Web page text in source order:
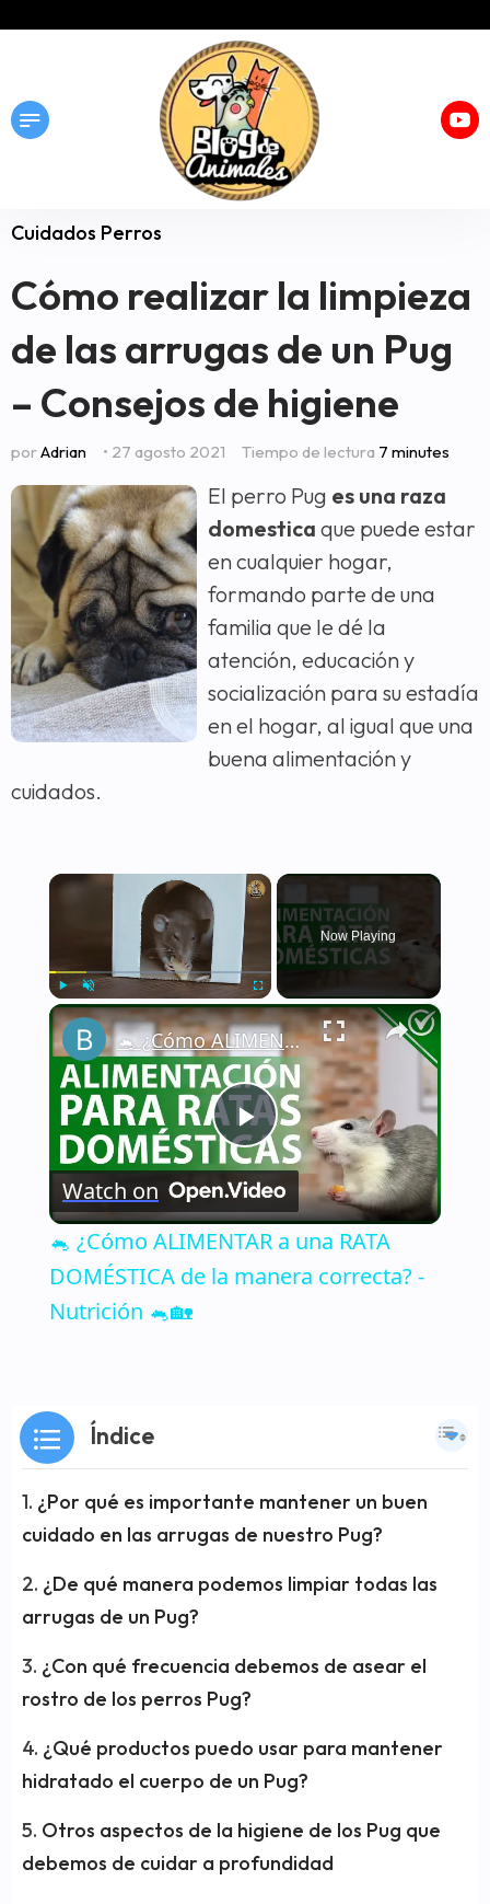
Cuidados Perros
Cómo realizar la limpieza
de las arrugas de un Pug
– Consejos de higiene
porAdrian • 27 agosto 2021 Tiempo de lectura 7 minutes
El perro Pug es una raza
domestica que puede estar
en cualquier hogar,
formando parte de una
familia que le dé la
atención, educación y
socialización para su estadía
en el hogar, al igual que una
buena alimentación y
cuidados.
×
Play Unmute Fullscreen
Now Playing
×
Play
Video
🐁 ¿Cómo ALIMENTAR a una RATA DOMÉSTICA de la manera correcta? - Nutrición 🐁🏡
Watch on
🐁 ¿Cómo ALIMENTAR a una RATA
DOMÉSTICA de la manera correcta? -
Nutrición 🐁🏡
Índice
¿Por qué es importante mantener un buen
cuidado en las arrugas de nuestro Pug?
¿De qué manera podemos limpiar todas las
arrugas de un Pug?
¿Con qué frecuencia debemos de asear el
rostro de los perros Pug?
¿Qué productos puedo usar para mantener
hidratado el cuerpo de un Pug?
Otros aspectos de la higiene de los Pug que
debemos de cuidar a profundidad